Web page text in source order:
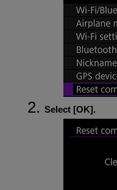
Select [OK].